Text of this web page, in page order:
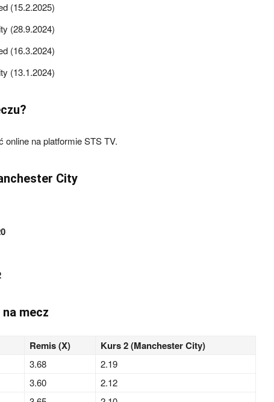
(15.2.2025)
(28.9.2024)
(16.3.2024)
(13.1.2024)
na platformie STS TV.
City
mecz
Remis (X) Kurs 2 (Manchester City)
3.68
2.19
3.60
2.12